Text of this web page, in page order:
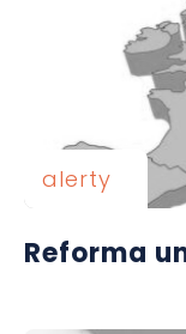
alerty
Reforma